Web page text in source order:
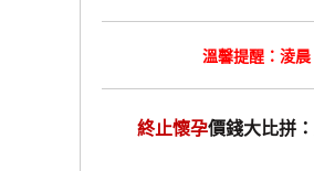
溫馨提醒：淩
終止懷孕價錢大比拼